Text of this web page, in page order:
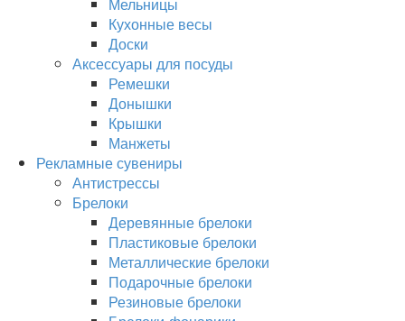
Кухонные весы
Доски
Аксессуары для посуды
Ремешки
Донышки
Крышки
Манжеты
Рекламные сувениры
Антистрессы
Брелоки
Деревянные брелоки
Пластиковые брелоки
Металлические брелоки
Подарочные брелоки
Резиновые брелоки